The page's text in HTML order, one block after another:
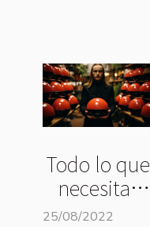
Todo lo que
necesitas
saber sobre
25/08/2022